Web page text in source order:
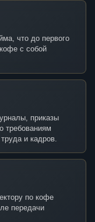
что до первого
с собой
приказы
требованиям
и кадров.
по кофе
передачи